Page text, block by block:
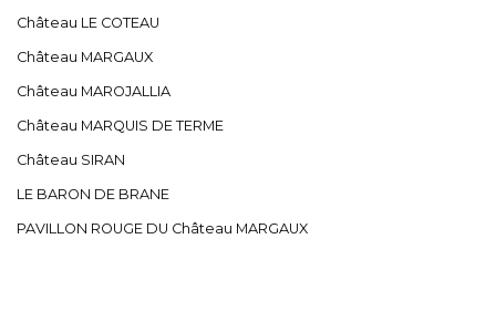
Château LE COTEAU
Château MARGAUX
Château MAROJALLIA
Château MARQUIS DE TERME
Château SIRAN
LE BARON DE BRANE
PAVILLON ROUGE DU Château MARGAUX